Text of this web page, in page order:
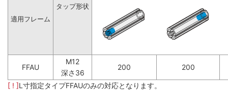
タップ形状
適用フレーム
FFAU
M12
深さ36
200 200
[ ! ]L寸指定タイプFFAUのみの対応となります。